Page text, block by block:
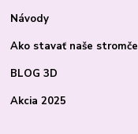
Návody
Ako stavať naše
BLOG 3D
Akcia 2025